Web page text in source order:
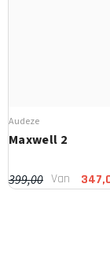
Audeze
Maxwell 2
399,00 Van